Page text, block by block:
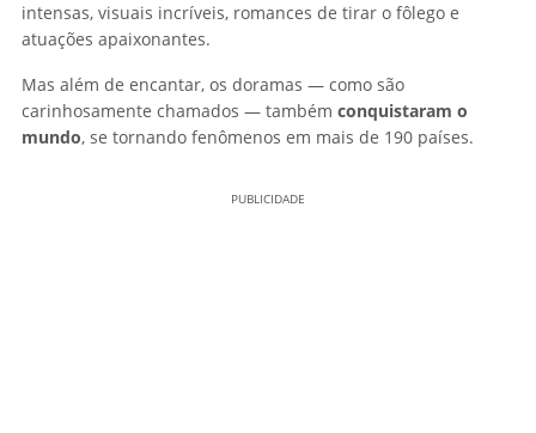
intensas, visuais incríveis, romances de tirar o fôlego e
atuações apaixonantes.
Mas além de encantar, os doramas — como são
carinhosamente chamados — também conquistaram o
mundo, se tornando fenômenos em mais de 190 países.
PUBLICIDADE